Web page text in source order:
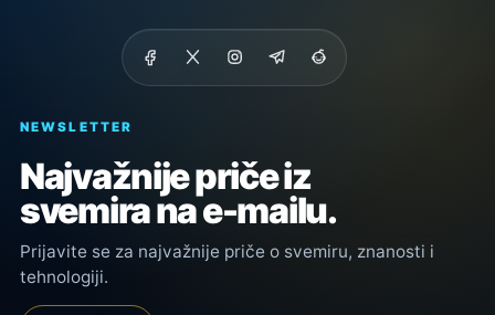
NEWSLETTER
Najvažnije priče iz
svemira na e-mailu.
Prijavite se za najvažnije priče o svemiru, znanosti i
tehnologiji.